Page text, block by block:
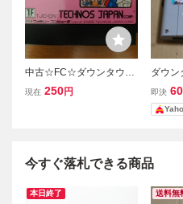
中古☆FC☆ダウンタウン
熱血物語☆テクノスジャ
現在 250円
ダウン
ぼーる
ミコン
即決
今すぐ落札できる商品
本日終了 送料無